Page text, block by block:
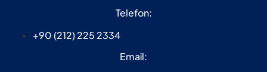
Telefon:
+90 (212) 225 2334
Email: